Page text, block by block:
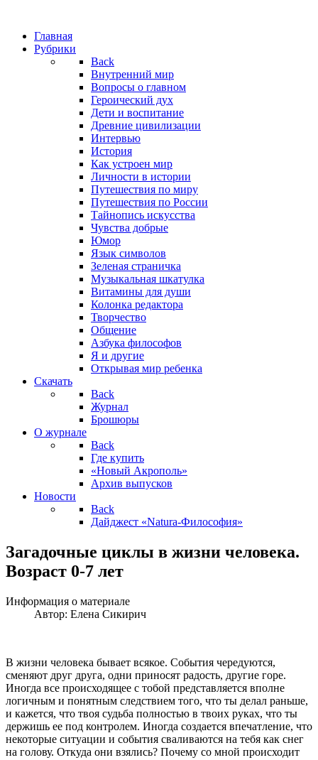
Главная
Рубрики
Back
Внутренний мир
Вопросы о главном
Героический дух
Дети и воспитание
Древние цивилизации
Интервью
История
Как устроен мир
Личности в истории
Путешествия по миру
Путешествия по России
Тайнопись искусства
Чувства добрые
Юмор
Язык символов
Зеленая страничка
Музыкальная шкатулка
Витамины для души
Колонка редактора
Творчество
Общение
Азбука философов
Я и другие
Открывая мир ребенка
Скачать
Back
Журнал
Брошюры
О журнале
Back
Где купить
«Новый Акрополь»
Архив выпусков
Новости
Back
Дайджест «Natura-Философия»
Загадочные циклы в жизни человека.
Возраст 0-7 лет
Информация о материале
Автор: Елена Сикирич
В жизни человека бывает всякое. События чередуются,
сменяют друг друга, одни приносят радость, другие горе.
Иногда все происходящее с тобой представляется вполне
логичным и понятным следствием того, что ты делал раньше,
и кажется, что твоя судьба полностью в твоих руках, что ты
держишь ее под контролем. Иногда создается впечатление, что
некоторые ситуации и события сваливаются на тебя как снег
на голову. Откуда они взялись? Почему со мной происходит